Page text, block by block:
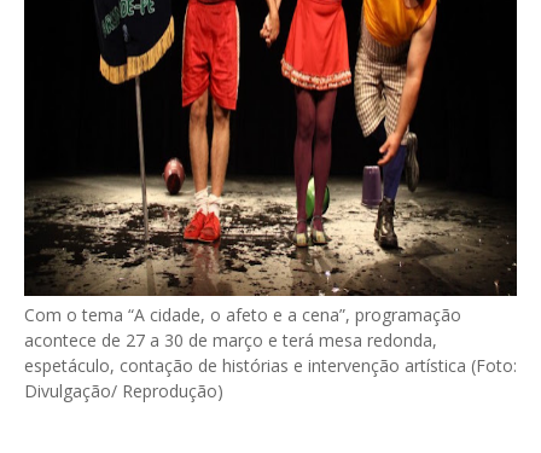
Com o tema “A cidade, o afeto e a cena”, programação
acontece de 27 a 30 de março e terá mesa redonda,
espetáculo, contação de histórias e intervenção artística (Foto:
Divulgação/ Reprodução)